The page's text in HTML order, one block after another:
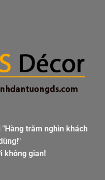
"Hàng trăm nghìn khách
mãi với không gian!